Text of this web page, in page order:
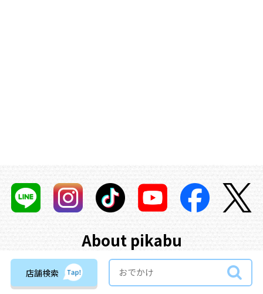
店舗検索
About pikabu
「広島で最高の子育てライフを♡」テーマにリアルに子育て中のマ
マたちが、
広島ママの気になること・知りたいこと・実際に体験し